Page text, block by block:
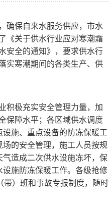
确保自来水服务供应，市水
《关于供水行业应对寒潮霜
安全的通知》，要求供水行
实寒潮期间的各类生产、供
积极充实安全管理力量，加
保障水平；各区域供水调度
施、重点设备的防冻保暖工
的安全管理，施工人员按规
造成二次供水设施冻坏，保
施防冻保暖工作。各级抢修
带）班和事故专报制度，随时